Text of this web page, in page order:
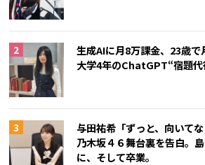
生成AIに月8万課金、23歳
大学4年のChatGPT“宿題代
与田祐希「ずっと、向いて
乃木坂４６舞台裏を告白。
に、そして卒業。